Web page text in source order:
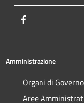
Amministrazione
Organi di Governo
Aree